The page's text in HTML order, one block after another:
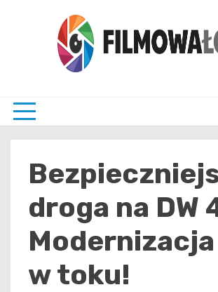
droga na DW
w toku!